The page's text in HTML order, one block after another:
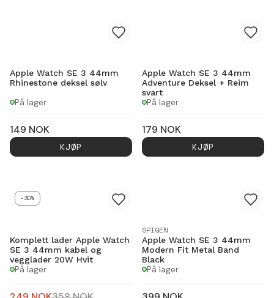
Apple Watch SE 3 44mm
Rhinestone deksel sølv
På lager
149 NOK
KJØP
Apple Watch SE 3 44mm
Adventure Deksel + Reim
svart
På lager
179 NOK
KJØP
-30%
Komplett lader Apple Watch
SE 3 44mm kabel og
vegglader 20W Hvit
På lager
SPIGEN
Apple Watch SE 3 44mm
Modern Fit Metal Band
Black
På lager